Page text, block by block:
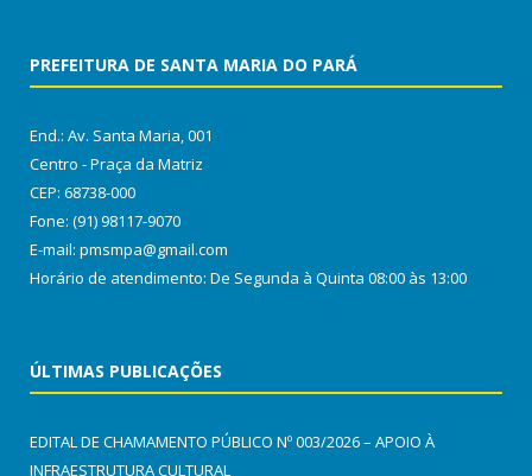
PREFEITURA DE SANTA MARIA DO PARÁ
End.: Av. Santa Maria, 001
Centro - Praça da Matriz
CEP: 68738-000
Fone: (91) 98117-9070
E-mail: pmsmpa@gmail.com
Horário de atendimento: De Segunda à Quinta 08:00 às 13:00
ÚLTIMAS PUBLICAÇÕES
EDITAL DE CHAMAMENTO PÚBLICO Nº 003/2026 – APOIO À
INFRAESTRUTURA CULTURAL